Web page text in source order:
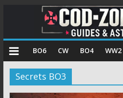
COD
Zombie
Guides
BO6 CW BO4 WW2
Secrets BO3